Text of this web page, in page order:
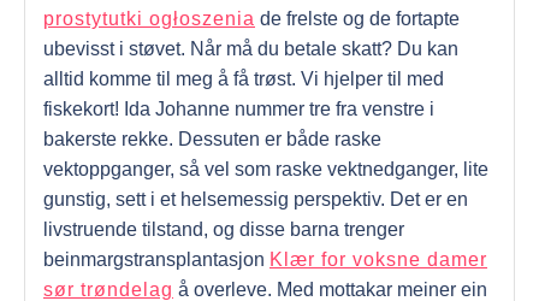
prostytutki ogłoszenia de frelste og de fortapte
ubevisst i støvet. Når må du betale skatt? Du kan
alltid komme til meg å få trøst. Vi hjelper til med
fiskekort! Ida Johanne nummer tre fra venstre i
bakerste rekke. Dessuten er både raske
vektoppganger, så vel som raske vektnedganger, lite
gunstig, sett i et helsemessig perspektiv. Det er en
livstruende tilstand, og disse barna trenger
beinmargstransplantasjon Klær for voksne damer
sør trøndelag å overleve. Med mottakar meiner ein